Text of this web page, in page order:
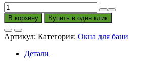
Количество
товара
Форточка
Липа
стеклопакет
прозрачный
В корзину Купить в один клик
Артикул: Категория: Окна для бани
Детали